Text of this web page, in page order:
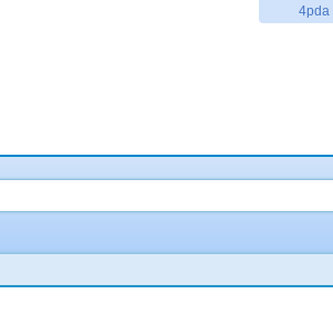
4pda